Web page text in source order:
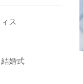
ス
婚式